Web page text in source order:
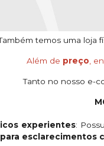
temos uma loja
Além de preço ,
Tanto no nosso e-
experientes:
esclarecimentos